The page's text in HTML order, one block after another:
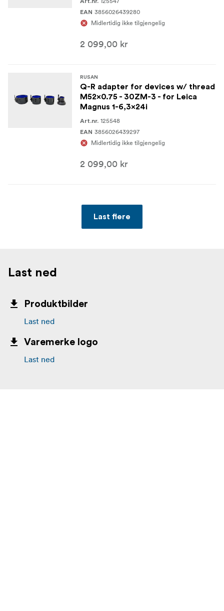
EAN 3856026439280
Midlertidig ikke tilgjengelig
2 099,00 kr
RUSAN
Q-R adapter for devices w/ thread
M52x0.75 - 30ZM-3 - for Leica
Magnus 1-6,3x24i
Art.nr. 125548
EAN 3856026439297
Midlertidig ikke tilgjengelig
2 099,00 kr
Last flere
Last ned
Produktbilder
Last ned
Varemerke logo
Last ned